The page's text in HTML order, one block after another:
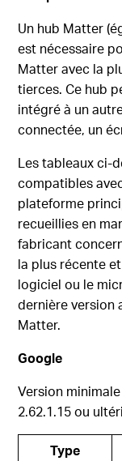
Un hub Matter
est nécessaire
Matter avec la
tierces. Ce hub
intégré à un
connectée, un
Les tableaux ci-
compatibles
plateforme
recueillies en
fabricant
la plus récente
logiciel ou le
dernière version
Matter.
Google
Version
2.62.1.15 ou
Type